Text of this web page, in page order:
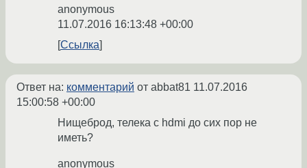
anonymous
11.07.2016 16:13:48 +00:00
Ссылка
Ответ на: комментарий от abbat81 11.07.2016
15:00:58 +00:00
Нищеброд, телека с hdmi до сих пор не
иметь?
anonymous